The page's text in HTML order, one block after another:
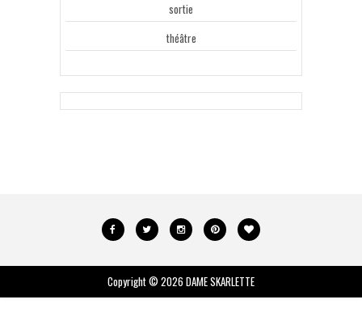
sortie
théâtre
Copyright © 2026 DAME SKARLETTE